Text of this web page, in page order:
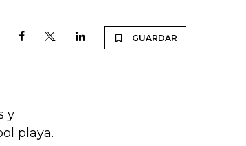
GUARDAR
y
playa.